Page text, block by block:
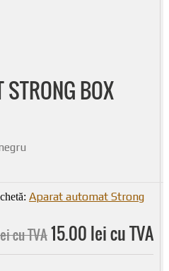
BOX
Aparat automat Strong
cu TVA15.00 lei cu TVA